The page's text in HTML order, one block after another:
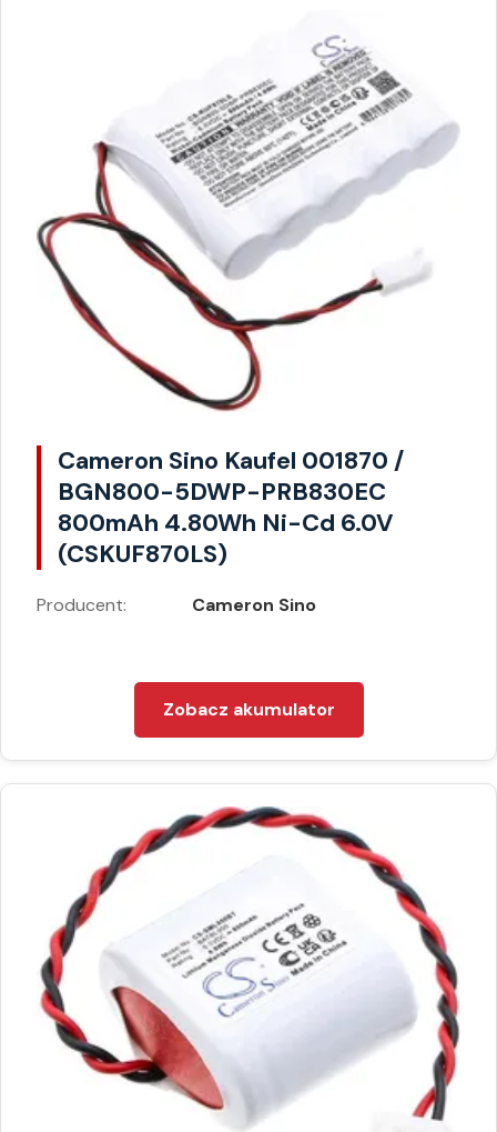
Cameron Sino Kaufel 001870 /
BGN800-5DWP-PRB830EC
800mAh 4.80Wh Ni-Cd 6.0V
(CSKUF870LS)
Producent: Cameron Sino
Zobacz akumulator